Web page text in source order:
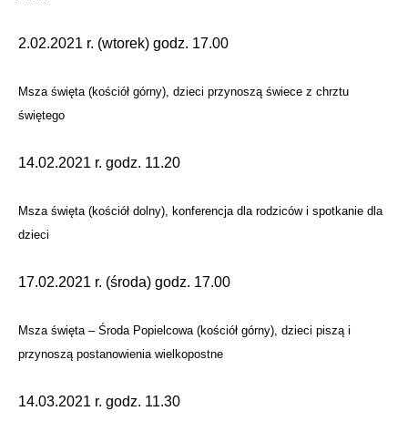
2.02.2021 r. (wtorek) godz. 17.00
Msza święta (kościół górny), dzieci przynoszą świece z chrztu
świętego
14.02.2021 r. godz. 11.20
Msza święta (kościół dolny), konferencja dla rodziców i spotkanie dla
dzieci
17.02.2021 r. (środa) godz. 17.00
Msza święta – Środa Popielcowa (kościół górny), dzieci piszą i
przynoszą postanowienia wielkopostne
14.03.2021 r. godz. 11.30